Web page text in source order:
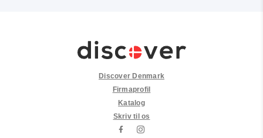
Discover Denmark
Firmaprofil
Katalog
Skriv til os